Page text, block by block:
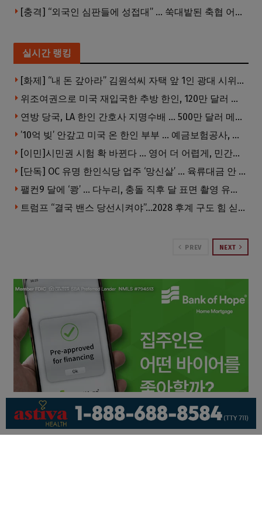
[충격] “외국인 심판들에 성접대” … 쑥대밭된 축협 어디까지 추락하나
실시간 랭킹
[화제] “내 돈 갚아라” 김원석씨 자택 앞 1인 광대 시위 … 한인 투자사, “108만 달러 못받아”
위조여권으로 미국 재입국한 추방 한인, 120만 달러 은행 사기 행각
연방 당국, LA 한인 간호사 지명수배 … 500만 달러 메디캐어 사기, 선고 직전 한국 도주
’10억 빚’ 안갚고 미국 온 한인 부부 … 예금보험공사, 미국서 소송
[이민]시민권 시험 확 바뀐다 … 영어 더 어렵게, 민간시험 도입 추진
[단독] OC 유명 한인식당 업주 ‘망신살’ … 육류대금 안 갚자 식당서 공개추심
팰컨9 달에 ‘쾅’ … 다누리, 충돌 직후 달 표면 촬영 유일 탐사선
트럼프 “결국 밴스 당선시켜야”…2028 후계 구도 힘 싣나
PREV NEXT